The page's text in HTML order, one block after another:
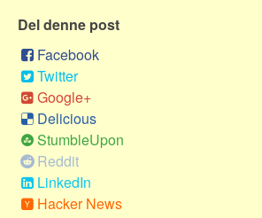
Bolig
Job
Virksomhed
Investering
Pension og opsparing
Forbrug
Social sikring og sundhed
Del denne post
Facebook
Twitter
Google+
Delicious
StumbleUpon
Reddit
LinkedIn
Hacker News